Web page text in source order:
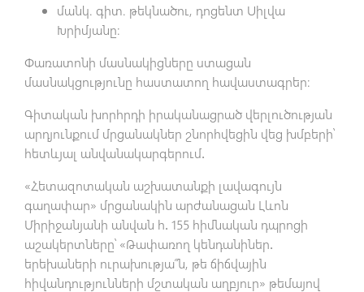
մանկ. գիտ. թեկնածու, դոցենտ Սիլվա
Խրիմյանը:
Փառատոնի մասնակիցները ստացան
մասնակցությունը հաստատող հավաստագրեր:
Գիտական խորհրդի իրականացրած վերլուծության
արդյունքում մրցանակներ շնորհվեցին վեց խմբերի՝
հետևյալ անվանակարգերում․
«Հետազոտական աշխատանքի լավագույն
գաղափար» մրցանակին արժանացան Լևոն
Միրիջանյանի անվան հ․ 155 հիմնական դպրոցի
աշակերտները՝ «Թափառող կենդանիներ․
երեխաների ուրախությա՞ն, թե ճիճվային
հիվանդությունների մշտական աղբյուր» թեմայով